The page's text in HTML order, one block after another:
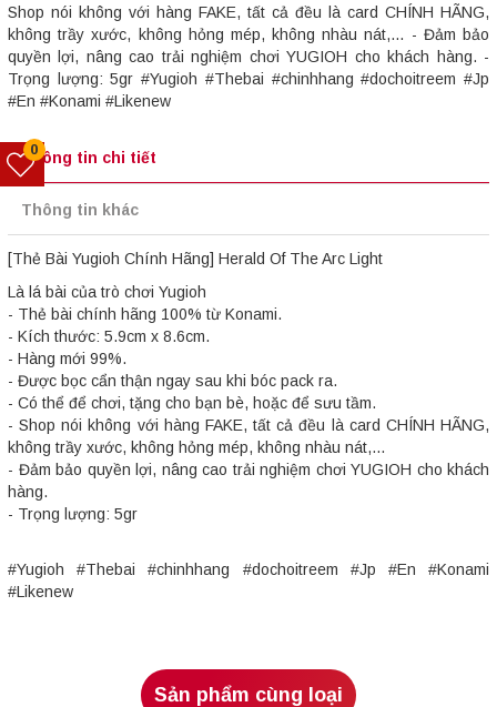
Shop nói không với hàng FAKE, tất cả đều là card CHÍNH HÃNG,
không trầy xước, không hỏng mép, không nhàu nát,... - Đảm bảo
quyền lợi, nâng cao trải nghiệm chơi YUGIOH cho khách hàng. -
Trọng lượng: 5gr #Yugioh #Thebai #chinhhang #dochoitreem #Jp
#En #Konami #Likenew
Thông tin chi tiết
Thông tin khác
[Thẻ Bài Yugioh Chính Hãng] Herald Of The Arc Light
Là lá bài của trò chơi Yugioh
- Thẻ bài chính hãng 100% từ Konami.
- Kích thước: 5.9cm x 8.6cm.
- Hàng mới 99%.
- Được bọc cẩn thận ngay sau khi bóc pack ra.
- Có thể để chơi, tặng cho bạn bè, hoặc để sưu tầm.
- Shop nói không với hàng FAKE, tất cả đều là card CHÍNH HÃNG,
không trầy xước, không hỏng mép, không nhàu nát,...
- Đảm bảo quyền lợi, nâng cao trải nghiệm chơi YUGIOH cho khách
hàng.
- Trọng lượng: 5gr
#Yugioh #Thebai #chinhhang #dochoitreem #Jp #En #Konami
#Likenew
Sản phẩm cùng loại
0